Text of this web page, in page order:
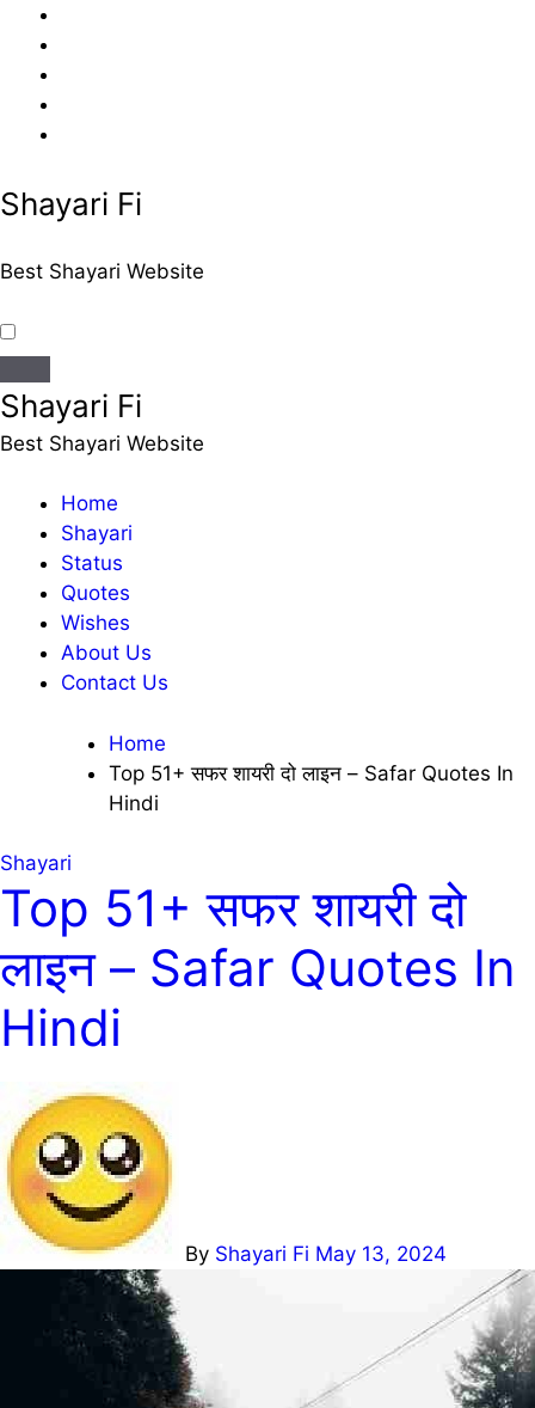
content
Shayari Fi
Best Shayari Website
Shayari Fi
Best Shayari Website
Home
Shayari
Status
Quotes
Wishes
About Us
Contact Us
Home
Top 51+ सफर शायरी दो लाइन – Safar Quotes In
Hindi
Shayari
Top 51+ सफर शायरी दो
लाइन – Safar Quotes In
Hindi
By Shayari Fi May 13, 2024